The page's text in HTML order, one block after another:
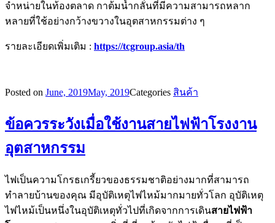
จำหน่ายในท้องตลาด กาต้มน้ำกลั่นที่มีความสามารถหลาก
หลายที่ใช้อย่างกว้างขวางในอุตสาหกรรมต่าง ๆ
รายละเอียดเพิ่มเติม : https://tcgroup.asia/th
Posted on June, 2019May, 2019Categories สินค้า
ข้อควรระวังเมื่อใช้งานสายไฟฟ้าโรงงาน
อุตสาหกรรม
ไฟเป็นความโกรธเกรี้ยวของธรรมชาติอย่างมากที่สามารถ
ทำลายบ้านของคุณ มีอุบัติเหตุไฟไหม้มากมายทั่วโลก อุบัติเหตุ
ไฟไหม้เป็นหนึ่งในอุบัติเหตุทั่วไปที่เกิดจากการเดินสายไฟฟ้า